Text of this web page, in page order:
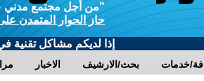
"من أجل مجتمع مدني
حاز الحوار المتمدن
إذا لديكم مشاكل تقنية
الاخبار بحث/الارشيف خدمات